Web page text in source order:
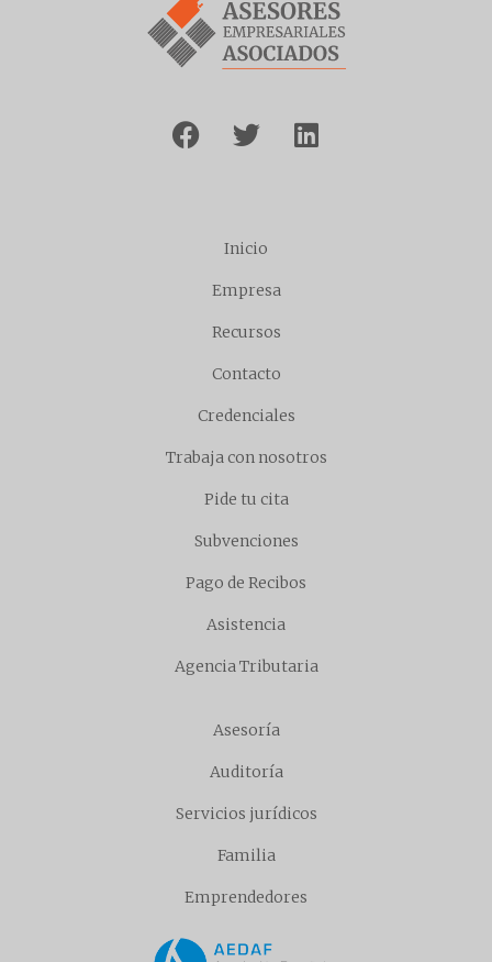
Inicio
Empresa
Recursos
Contacto
Credenciales
Trabaja con nosotros
Pide tu cita
Subvenciones
Pago de Recibos
Asistencia
Agencia Tributaria
Asesoría
Auditoría
Servicios jurídicos
Familia
Emprendedores